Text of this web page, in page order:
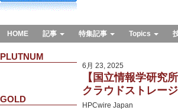
HOME 記事 特集記事 Topics
PLUTNUM
GOLD
6月 23, 2025
【国立情報学研究
クラウドストレー
HPCwire Japan